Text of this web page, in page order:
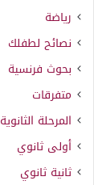
رياضة
نصائح لطفلك
بحوث فرنسية
متفرقات
المرحلة الثانوية
أولى ثانوي
ثانية ثانوي